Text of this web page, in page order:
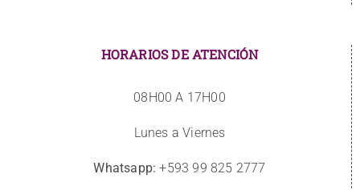
HORARIOS DE ATENCIÓN
08H00 A 17H00
Lunes a Viernes
Whatsapp: +593 99 825 2777